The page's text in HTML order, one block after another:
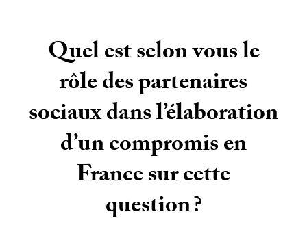
Quel est selon vous le
rôle des partenaires
sociaux dans l’élaboration
d’un compromis en
France sur cette
question?